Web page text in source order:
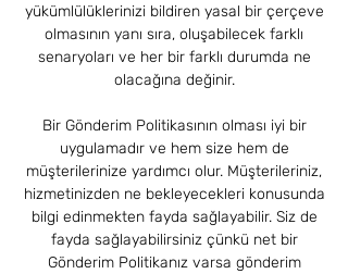
yükümlülüklerinizi bildiren yasal bir çerçeve
olmasının yanı sıra, oluşabilecek farklı
senaryoları ve her bir farklı durumda ne
olacağına değinir.
Bir Gönderim Politikasının olması iyi bir
uygulamadır ve hem size hem de
müşterilerinize yardımcı olur. Müşterileriniz,
hizmetinizden ne bekleyecekleri konusunda
bilgi edinmekten fayda sağlayabilir. Siz de
fayda sağlayabilirsiniz çünkü net bir
Gönderim Politikanız varsa gönderim